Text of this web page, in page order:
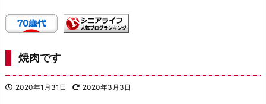
焼肉です
2020年1月31日 2020年3月3日